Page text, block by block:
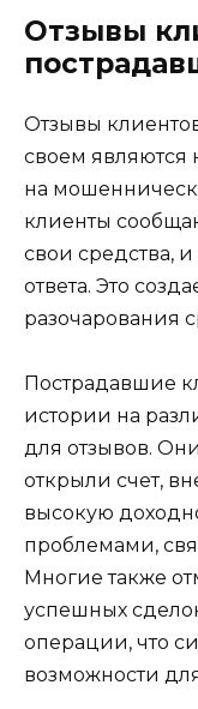
Отзывы
Отзывы
своем
на
клиенты
свои средства,
ответа. Это
разочарования
Пострадавшие
истории на
для отзывов.
открыли счет,
высокую
проблемами,
Многие также
успешных
операции, что
возможности